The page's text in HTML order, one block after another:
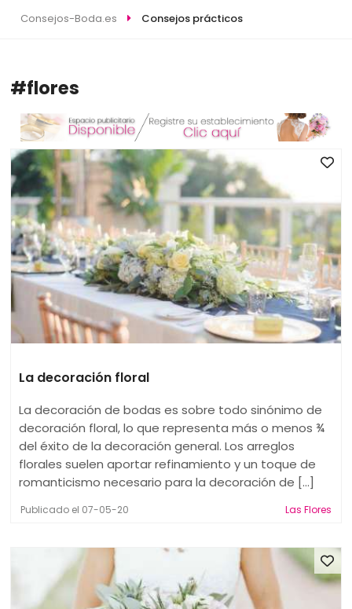
Consejos-Boda.es Consejos prácticos
#flores
La decoración floral
La decoración de bodas es sobre todo sinónimo de
decoración floral, lo que representa más o menos ¾
del éxito de la decoración general. Los arreglos
florales suelen aportar refinamiento y un toque de
romanticismo necesario para la decoración de [...]
Publicado el 07-05-20 Las Flores